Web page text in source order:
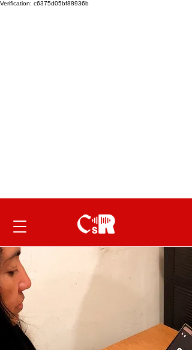
Verification: c6375d05bf88936b